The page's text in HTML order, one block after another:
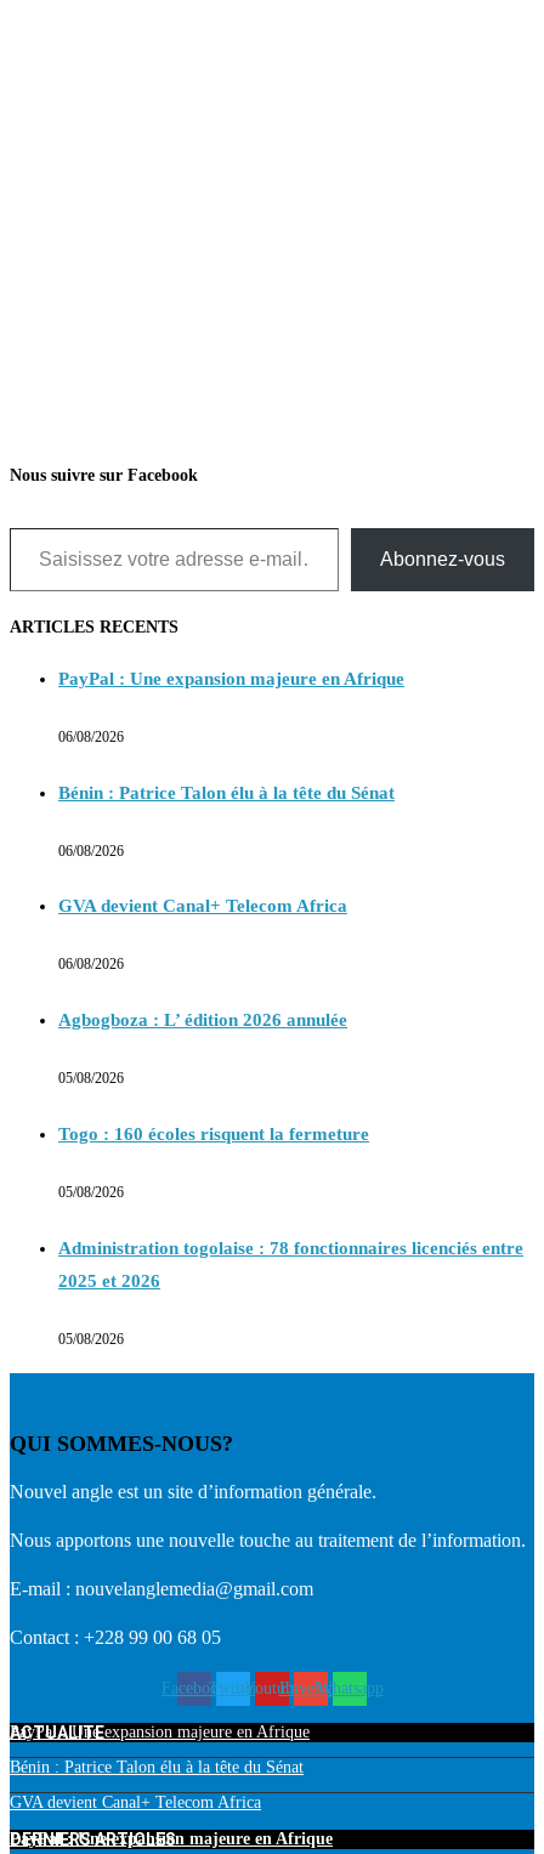
Nous suivre sur Facebook
Saisissez votre adresse e-mail…
Abonnez-vous
ARTICLES RECENTS
PayPal : Une expansion majeure en Afrique
06/08/2026
Bénin : Patrice Talon élu à la tête du Sénat
06/08/2026
GVA devient Canal+ Telecom Africa
06/08/2026
Agbogboza : L’ édition 2026 annulée
05/08/2026
Togo : 160 écoles risquent la fermeture
05/08/2026
Administration togolaise : 78 fonctionnaires licenciés entre
2025 et 2026
05/08/2026
QUI SOMMES-NOUS?
Nouvel angle est un site d’information générale.
Nous apportons une nouvelle touche au traitement de l’information.
E-mail : nouvelanglemedia@gmail.com
Contact : +228 99 00 68 05
FacebookTwitterYoutubeEnvelopeWhatsapp
ACTUALITE
PayPal : Une expansion majeure en Afrique
Bénin : Patrice Talon élu à la tête du Sénat
GVA devient Canal+ Telecom Africa
DERNIERS ARTICLES
PayPal : Une expansion majeure en Afrique